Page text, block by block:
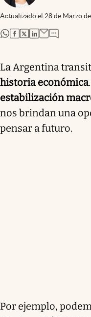
Actualizado el 28 de Marzo
abre en nueva pestaña
abre en nueva pestaña
abre en nueva
abre en nueva
La Argentina
historia económica
estabilización
nos brindan una
pensar a futuro.
Por ejemplo,